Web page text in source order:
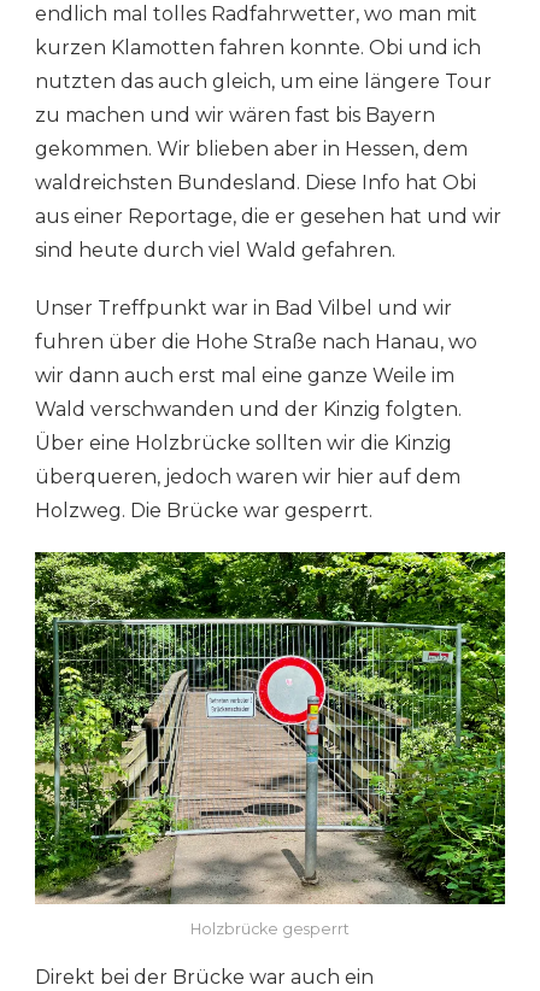
endlich mal tolles Radfahrwetter, wo man mit
kurzen Klamotten fahren konnte. Obi und ich
nutzten das auch gleich, um eine längere Tour
zu machen und wir wären fast bis Bayern
gekommen. Wir blieben aber in Hessen, dem
waldreichsten Bundesland. Diese Info hat Obi
aus einer Reportage, die er gesehen hat und wir
sind heute durch viel Wald gefahren.
Unser Treffpunkt war in Bad Vilbel und wir
fuhren über die Hohe Straße nach Hanau, wo
wir dann auch erst mal eine ganze Weile im
Wald verschwanden und der Kinzig folgten.
Über eine Holzbrücke sollten wir die Kinzig
überqueren, jedoch waren wir hier auf dem
Holzweg. Die Brücke war gesperrt.
Holzbrücke gesperrt
Direkt bei der Brücke war auch ein